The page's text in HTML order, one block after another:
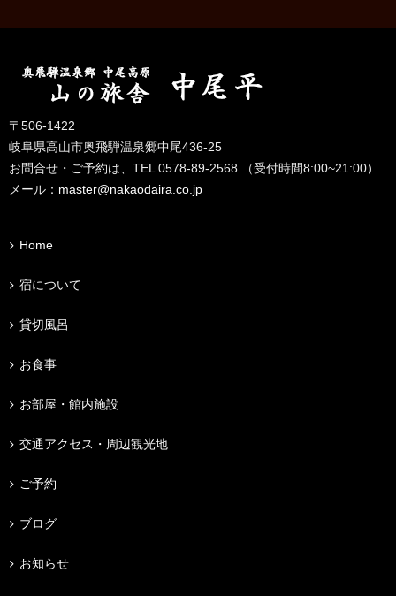
〒506-1422
岐阜県高山市奥飛騨温泉郷中尾436-25
お問合せ・ご予約は、TEL 0578-89-2568 （受付時間8:00~21:00）
メール： master@nakaodaira.co.jp
Home
宿について
貸切風呂
お食事
お部屋・館内施設
交通アクセス・周辺観光地
ご予約
ブログ
お知らせ